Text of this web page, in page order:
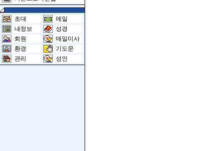
초대
메일
내정보
성경
회원
매일미사
환경
기도문
관리
성인